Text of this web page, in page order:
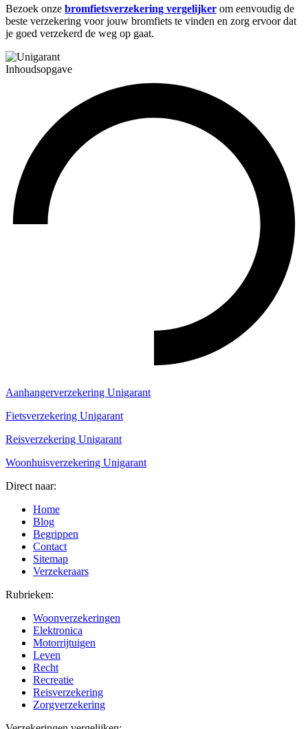
Bezoek onze bromfietsverzekering vergelijker om eenvoudig de
beste verzekering voor jouw bromfiets te vinden en zorg ervoor dat
je goed verzekerd de weg op gaat.
Inhoudsopgave
Aanhangerverzekering Unigarant
Fietsverzekering Unigarant
Reisverzekering Unigarant
Woonhuisverzekering Unigarant
Direct naar:
Home
Blog
Begrippen
Contact
Sitemap
Verzekeraars
Rubrieken:
Woonverzekeringen
Elektronica
Motorrijtuigen
Leven
Recht
Recreatie
Reisverzekering
Zorgverzekering